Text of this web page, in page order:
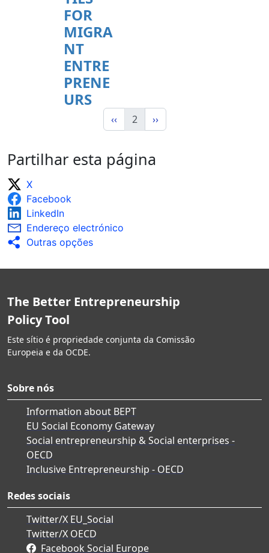
FOR
MIGRA
NT
ENTRE
PRENE
URS
‹‹ 2 ››
Partilhar esta página
X
Facebook
LinkedIn
Endereço electrónico
Outras opções
The Better Entrepreneurship
Policy Tool
Este sítio é propriedade conjunta da Comissão
Europeia e da OCDE.
Sobre nós
Information about BEPT
EU Social Economy Gateway
Social entrepreneurship & Social enterprises -
OECD
Inclusive Entrepreneurship - OECD
Redes sociais
Twitter/X EU_Social
Twitter/X OECD
Facebook Social Europe